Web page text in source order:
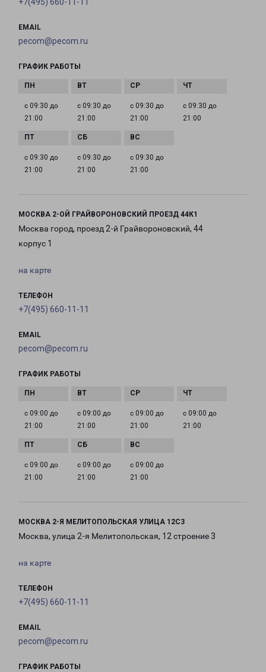
+7(495) 660-11-11
EMAIL
pecom@pecom.ru
ГРАФИК РАБОТЫ
с 09:30 до
21:00
с 09:30 до
21:00
с 09:30 до
21:00
с 09:30 до
21:00
с 09:30 до
21:00
с 09:30 до
21:00
с 09:30 до
21:00
МОСКВА 2-ОЙ ГРАЙВОРОНОВСКИЙ ПРОЕЗД 44К1
Москва город, проезд 2-й Грайвороновский, 44
корпус 1
на карте
ТЕЛЕФОН
+7(495) 660-11-11
EMAIL
pecom@pecom.ru
ГРАФИК РАБОТЫ
с 09:00 до
21:00
с 09:00 до
21:00
с 09:00 до
21:00
с 09:00 до
21:00
с 09:00 до
21:00
с 09:00 до
21:00
с 09:00 до
21:00
МОСКВА 2-Я МЕЛИТОПОЛЬСКАЯ УЛИЦА 12С3
Москва, улица 2-я Мелитопольская, 12 строение 3
на карте
ТЕЛЕФОН
+7(495) 660-11-11
EMAIL
pecom@pecom.ru
ГРАФИК РАБОТЫ